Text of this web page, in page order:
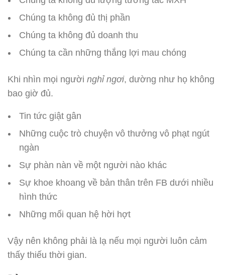
Chúng ta không đủ thị phần
Chúng ta không đủ doanh thu
Chúng ta cần những thắng lợi mau chóng
Khi nhìn mọi người nghỉ ngơi, dường như họ không
bao giờ đủ.
Tin tức giật gân
Những cuộc trò chuyện vô thưởng vô phạt ngút
ngàn
Sự phàn nàn về một người nào khác
Sự khoe khoang về bản thân trên FB dưới nhiều
hình thức
Những mối quan hệ hời hợt
Vậy nên không phải là lạ nếu mọi người luôn cảm
thấy thiếu thời gian.